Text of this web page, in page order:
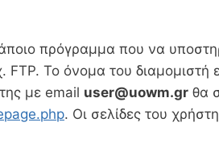
πρόγραμμα που να
Το όνομα του διαμομιστή
με email user@uowm.gr θα
. Οι σελίδες του